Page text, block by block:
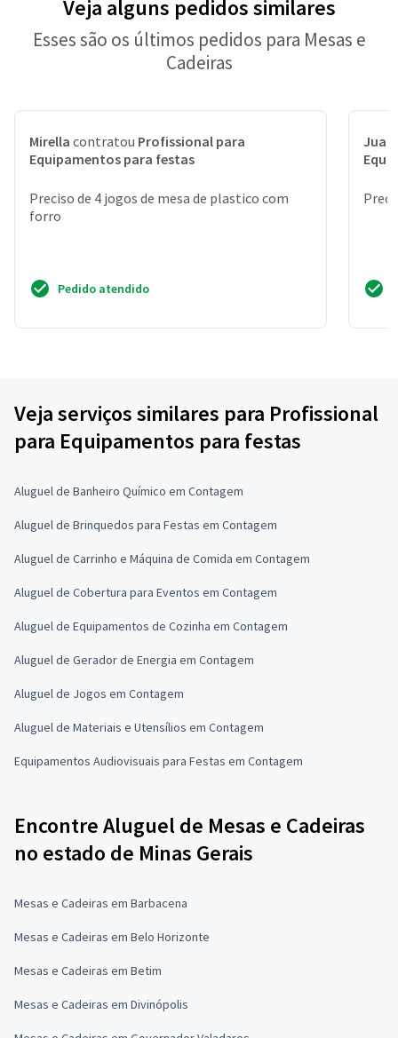
Veja alguns pedidos similares
Esses são os últimos pedidos para Mesas e
Cadeiras
Mirella contratou Profissional para
Equipamentos para festas
Preciso de 4 jogos de mesa de plastico com
forro
Pedido atendido
Juan
Veja serviços similares para Profissional
para Equipamentos para festas
Aluguel de Banheiro Químico em Contagem
Aluguel de Brinquedos para Festas em Contagem
Aluguel de Carrinho e Máquina de Comida em Contagem
Aluguel de Cobertura para Eventos em Contagem
Aluguel de Equipamentos de Cozinha em Contagem
Aluguel de Gerador de Energia em Contagem
Aluguel de Jogos em Contagem
Aluguel de Materiais e Utensílios em Contagem
Equipamentos Audiovisuais para Festas em Contagem
Encontre Aluguel de Mesas e Cadeiras
no estado de Minas Gerais
Mesas e Cadeiras em Barbacena
Mesas e Cadeiras em Belo Horizonte
Mesas e Cadeiras em Betim
Mesas e Cadeiras em Divinópolis